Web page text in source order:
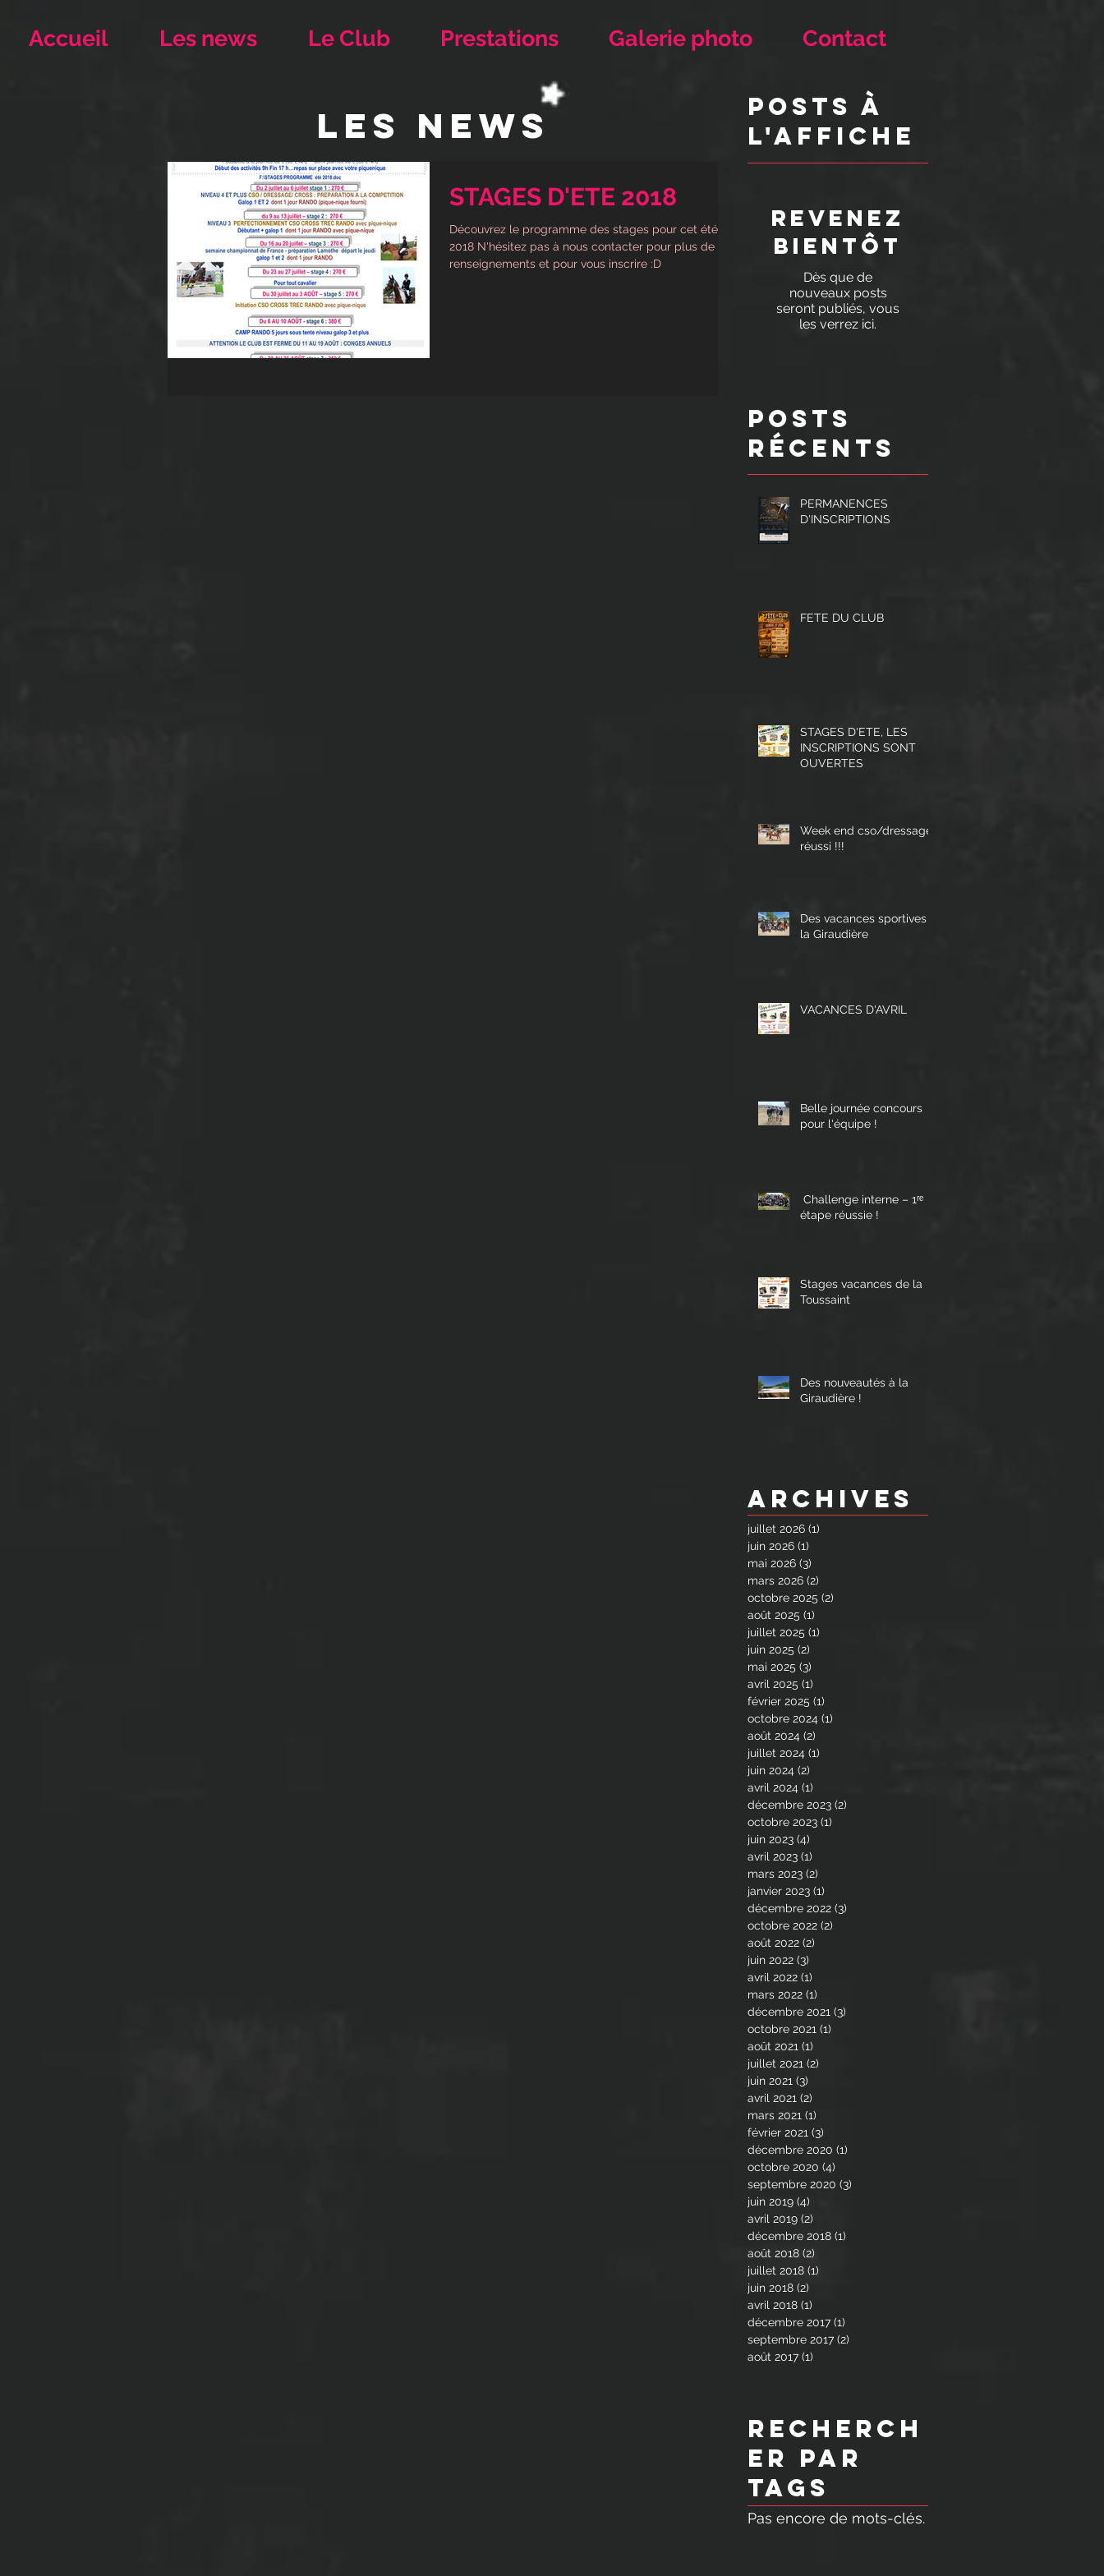
Accueil Les news Le Club Prestations Galerie photo Contact
LES NEWS
STAGES D'ETE 2018
Découvrez le programme des stages pour cet été
2018 N'hésitez pas à nous contacter pour plus de
renseignements et pour vous inscrire :D
Posts à
l'affiche
Revenez
bientôt
Dès que de
nouveaux posts
seront publiés, vous
les verrez ici.
Posts
Récents
PERMANENCES
D'INSCRIPTIONS
FETE DU CLUB
STAGES D'ETE, LES
INSCRIPTIONS SONT
OUVERTES
Week end cso/dressage
réussi !!!
Des vacances sportives à
la Giraudière
VACANCES D'AVRIL
Belle journée concours
pour l'équipe !
Challenge interne – 1ʳᵉ
étape réussie !
Stages vacances de la
Toussaint
Des nouveautés à la
Giraudière !
Archives
juillet 2026 (1)
juin 2026 (1)
mai 2026 (3)
mars 2026 (2)
octobre 2025 (2)
août 2025 (1)
juillet 2025 (1)
juin 2025 (2)
mai 2025 (3)
avril 2025 (1)
février 2025 (1)
octobre 2024 (1)
août 2024 (2)
juillet 2024 (1)
juin 2024 (2)
avril 2024 (1)
décembre 2023 (2)
octobre 2023 (1)
juin 2023 (4)
avril 2023 (1)
mars 2023 (2)
janvier 2023 (1)
décembre 2022 (3)
octobre 2022 (2)
août 2022 (2)
juin 2022 (3)
avril 2022 (1)
mars 2022 (1)
décembre 2021 (3)
octobre 2021 (1)
août 2021 (1)
juillet 2021 (2)
juin 2021 (3)
avril 2021 (2)
mars 2021 (1)
février 2021 (3)
décembre 2020 (1)
octobre 2020 (4)
septembre 2020 (3)
juin 2019 (4)
avril 2019 (2)
décembre 2018 (1)
août 2018 (2)
juillet 2018 (1)
juin 2018 (2)
avril 2018 (1)
décembre 2017 (1)
septembre 2017 (2)
août 2017 (1)
Recherch
er par
Tags
Pas encore de mots-clés.